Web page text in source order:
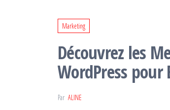
Marketing
Découvrez les
WordPress
Par ALINE